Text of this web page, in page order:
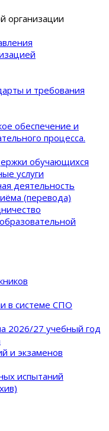
организации
и требования
обеспечение и
процеcса.
обучающихся
услуги
деятельность
(перевода)
в системе СПО
2026/27 учебный год
и экзаменов
испытаний